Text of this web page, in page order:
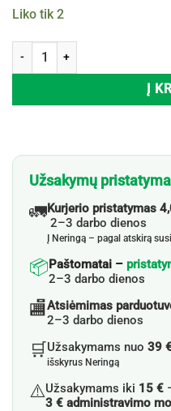
Liko tik 2
produkto kiekis: Porcelianinė
Į
Užsakymų
🚛Kurjerio pristatymas
2–3 darbo dienos
Į Neringą – pagal atskirą
📦Paštomatai –
2–3 darbo dienos
🏬Atsiėmimas
2–3 darbo dienos
🛒Užsakymams nuo 39
išskyrus Neringą
⚠️Užsakymams iki 15 €
3 € administravimo